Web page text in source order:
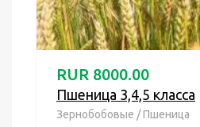
RUR 8000.00
Пшеница 3,4,5 класса
Зернобобовые /Пшеница